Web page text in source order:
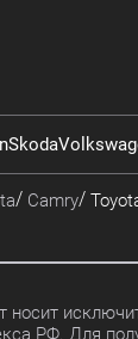
Skoda
Camry
носит
РФ. Для